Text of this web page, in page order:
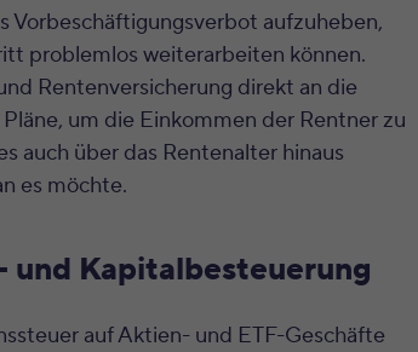
Vorbeschäftigungsverbot aufzuheben,
problemlos weiterarbeiten können.
Rentenversicherung direkt an die
um die Einkommen der Rentner zu
auch über das Rentenalter hinaus
es möchte.
Kapitalbesteuerung
auf Aktien- und ETF-Geschäfte